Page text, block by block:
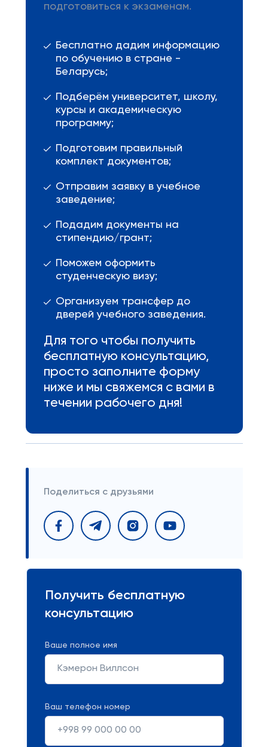
подготовиться к экзаменам.
Бесплатно дадим информацию
по обучению в стране -
Беларусь;
Подберём университет, школу,
курсы и академическую
программу;
Подготовим правильный
комплект документов;
Отправим заявку в учебное
заведение;
Подадим документы на
стипендию/грант;
Поможем оформить
студенческую визу;
Организуем трансфер до
дверей учебного заведения.
Для того чтобы получить
бесплатную консультацию,
просто заполните форму
ниже и мы свяжемся с вами в
течении рабочего дня!
Поделиться с друзьями
Получить бесплатную
консультацию
Ваше полное имя
Ваш телефон номер